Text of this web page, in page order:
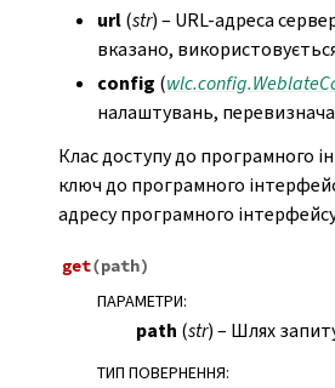
url(str) – URL-адреса
вказано,
config (
налаштувань,
Клас доступу до програмного
ключ до програмного
адресу програмного
get(path)
ПАРАМЕТРИ:
path (str) – Шлях
ТИП ПОВЕРНЕННЯ: